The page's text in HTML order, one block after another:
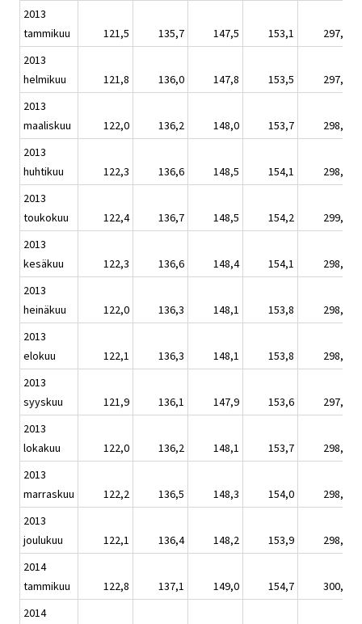
2013
tammikuu
121,5 135,7 147,5 153,1
297,0
2013
helmikuu
121,8 136,0 147,8 153,5
297,6
2013
maaliskuu
122,0 136,2 148,0 153,7
298,1
2013
huhtikuu
122,3 136,6 148,5 154,1
298,9
2013
toukokuu
122,4 136,7 148,5 154,2
299,0
2013
kesäkuu
122,3 136,6 148,4 154,1
298,8
2013
heinäkuu
122,0 136,3 148,1 153,8
298,2
2013
elokuu
122,1 136,3 148,1 153,8
298,3
2013
syyskuu
121,9 136,1 147,9 153,6
297,9
2013
lokakuu
122,0 136,2 148,1 153,7
298,1
2013
marraskuu
122,2 136,5 148,3 154,0
298,6
2013
joulukuu
122,1 136,4 148,2 153,9
298,4
2014
tammikuu
122,8 137,1 149,0 154,7
300,0
2014